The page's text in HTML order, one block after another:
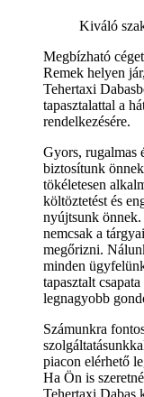
Kiváló
Megbízható
Remek helyen
Tehertaxi
tapasztalattal a
rendelkezésére.
Gyors, rugalmas
biztosítunk
tökéletesen
költöztetést és
nyújtsunk önnek.
nemcsak a
megőrizni.
minden
tapasztalt
legnagyobb
Számunkra
piacon elérhető
Ha Ön is
Tehertaxi Dabas